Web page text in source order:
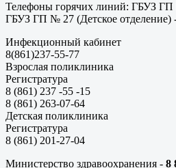
Телефоны горячих линий: ГБУЗ
ГБУЗ ГП № 27 (Детское отделение)
Инфекционный кабинет
8(861)237-55-77
Взрослая поликлиника
Регистратура
8 (861) 237 -55 -15
8 (861) 263-07-64
Детская поликлиника
Регистратура
8 (861) 201-27-04
Министерство здравоохранения - 8